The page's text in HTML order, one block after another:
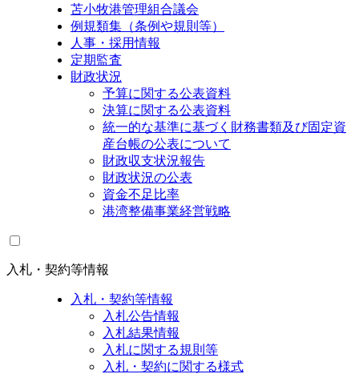
苫小牧港管理組合議会
例規類集（条例や規則等）
人事・採用情報
定期監査
財政状況
予算に関する公表資料
決算に関する公表資料
統一的な基準に基づく財務書類及び固定資
産台帳の公表について
財政収支状況報告
財政状況の公表
資金不足比率
港湾整備事業経営戦略
入札・契約等情報
入札・契約等情報
入札公告情報
入札結果情報
入札に関する規則等
入札・契約に関する様式